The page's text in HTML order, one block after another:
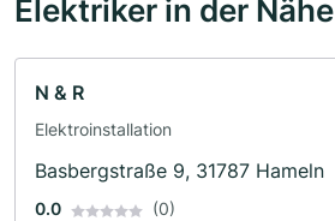
Elektriker in der Nähe
N & R
Elektroinstallation
Basbergstraße 9, 31787 Hameln
0.0 (0)